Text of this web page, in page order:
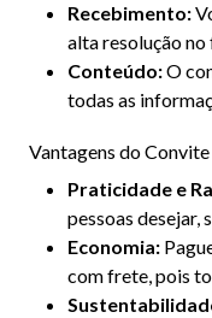
Recebimento:
alta resolução
Conteúdo:O
todas as
Vantagens do
Praticidade e
pessoas desejar,
Economia:
com frete, pois